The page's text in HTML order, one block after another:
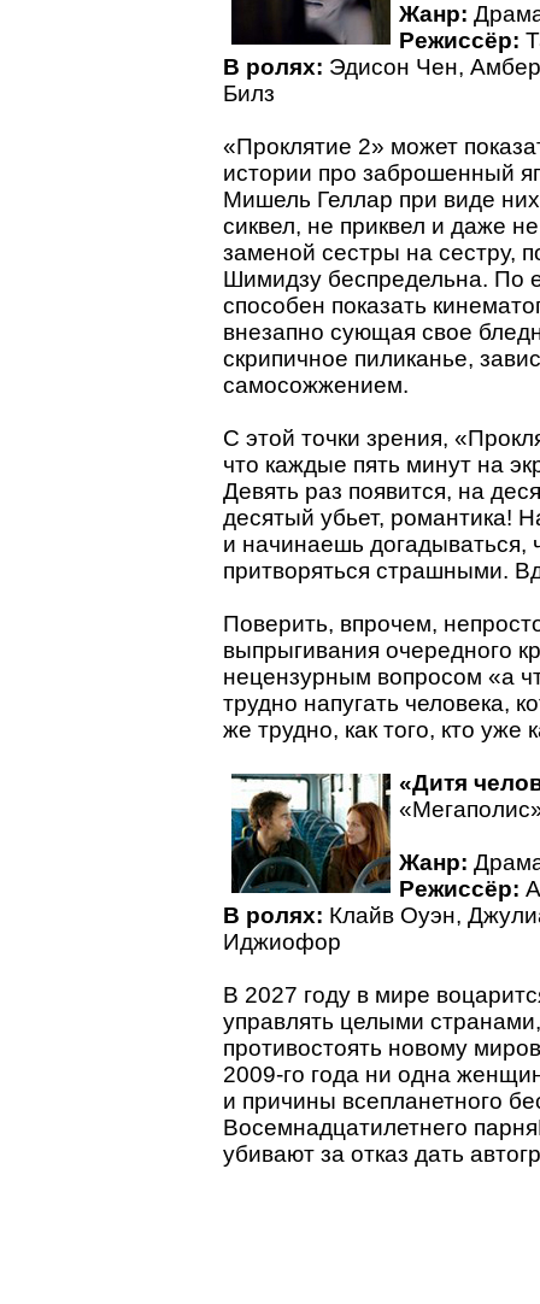
Жанр:
Режиссёр:
В ролях: Эдисон Чен,
Билз
«Проклятие 2» может
истории про заброшенный
Мишель Геллар при виде
сиквел, не приквел и даже
заменой сестры на сестру,
Шимидзу беспредельна. По
способен показать
внезапно сующая свое
скрипичное пиликанье,
самосожжением.
С этой точки зрения,
что каждые пять минут на
Девять раз появится, на
десятый убьет, романтика!
и начинаешь
притворяться страшными.
Поверить, впрочем,
выпрыгивания очередного
нецензурным вопросом «а
трудно напугать человека,
же трудно, как того, кто уже
«Дитя
Жанр:
Режиссёр:
В ролях: Клайв Оуэн,
Иджиофор
В 2027 году в мире
управлять целыми
противостоять новому
2009-го года ни одна
и причины всепланетного
Восемнадцатилетнего
убивают за отказ дать